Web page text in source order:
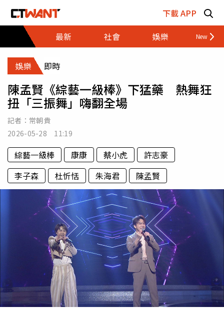
下載 APP
最新
社會 娛樂 財經
娛樂 即時
陳孟賢《綜藝一級棒》下猛藥 熱舞狂
扭「三振舞」嗨翻全場
記者： 常朝貴
2026-05-28 11:19
綜藝一級棒 康康 蔡小虎
許志豪
李子森
杜忻恬 朱海君 陳孟賢